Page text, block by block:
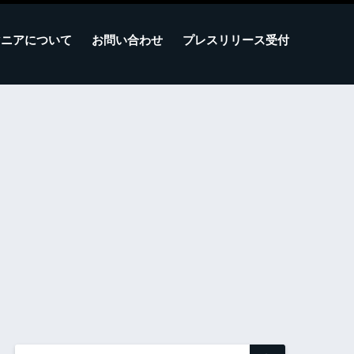
アについて お問い合わせ プレスリリース受付